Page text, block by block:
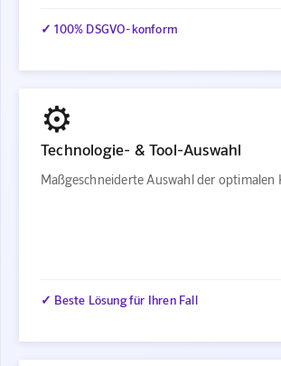
✓ 100% DSGVO-konform
⚙️
Technologie- & Tool-Auswahl
Maßgeschneiderte Auswahl der
✓ Beste Lösung für Ihren Fall